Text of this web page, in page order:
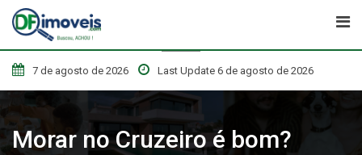
Skip
content
7 de agosto de 2026 Last Update 6 de agosto de 2026
Morar no Cruzeiro é bom?